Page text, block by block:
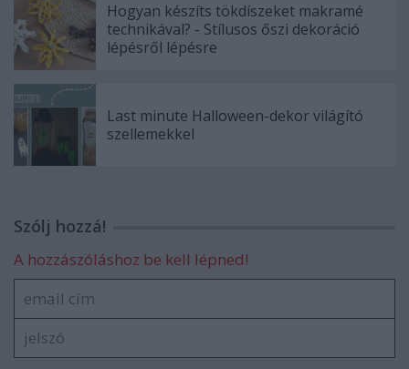
Hogyan készíts tökdíszeket makramé
technikával? - Stílusos őszi dekoráció
lépésről lépésre
Last minute Halloween-dekor világító
szellemekkel
Szólj hozzá!
A hozzászóláshoz be kell lépned!